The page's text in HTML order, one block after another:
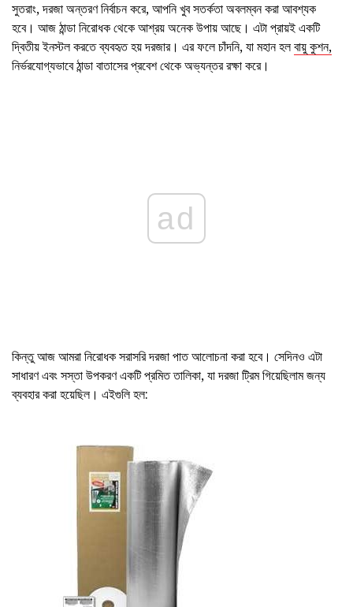
সুতরাং, দরজা অন্তরণ নির্বাচন করে, আপনি খুব সতর্কতা অবলম্বন করা আবশ্যক
হবে। আজ ঠান্ডা নিরোধক থেকে আশ্রয় অনেক উপায় আছে। এটা প্রায়ই একটি
দ্বিতীয় ইনস্টল করতে ব্যবহৃত হয় দরজার। এর ফলে চাঁদনি, যা মহান হলবায়ু কুশন,
নির্ভরযোগ্যভাবে ঠান্ডা বাতাসের প্রবেশ থেকে অভ্যন্তর রক্ষা করে।
ad
কিন্তু আজ আমরা নিরোধক সরাসরি দরজা পাত আলোচনা করা হবে। সেদিনও এটা
সাধারণ এবং সস্তা উপকরণ একটি প্রমিত তালিকা, যা দরজা ট্রিম গিয়েছিলাম জন্য
ব্যবহার করা হয়েছিল। এইগুলি হল: